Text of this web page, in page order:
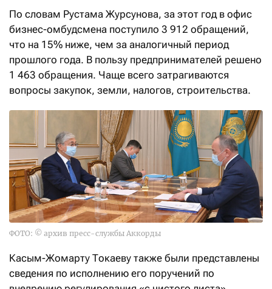
По словам Рустама Журсунова, за этот год в офис
бизнес-омбудсмена поступило 3 912 обращений,
что на 15% ниже, чем за аналогичный период
прошлого года. В пользу предпринимателей решено
1 463 обращения. Чаще всего затрагиваются
вопросы закупок, земли, налогов, строительства.
ФОТО: © архив пресс-службы Аккорды
Касым-Жомарту Токаеву также были представлены
сведения по исполнению его поручений по